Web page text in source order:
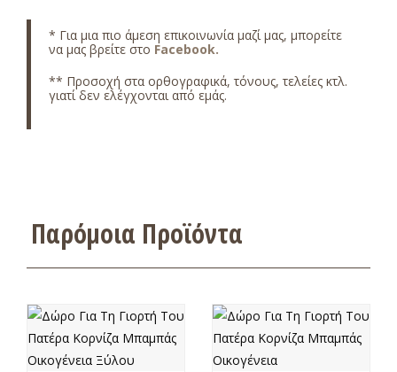
* Για μια πιο άμεση επικοινωνία μαζί μας, μπορείτε
να μας βρείτε στο Facebook.
** Προσοχή στα ορθογραφικά, τόνους, τελείες κτλ.
γιατί δεν ελέγχονται από εμάς.
Παρόμοια Προϊόντα